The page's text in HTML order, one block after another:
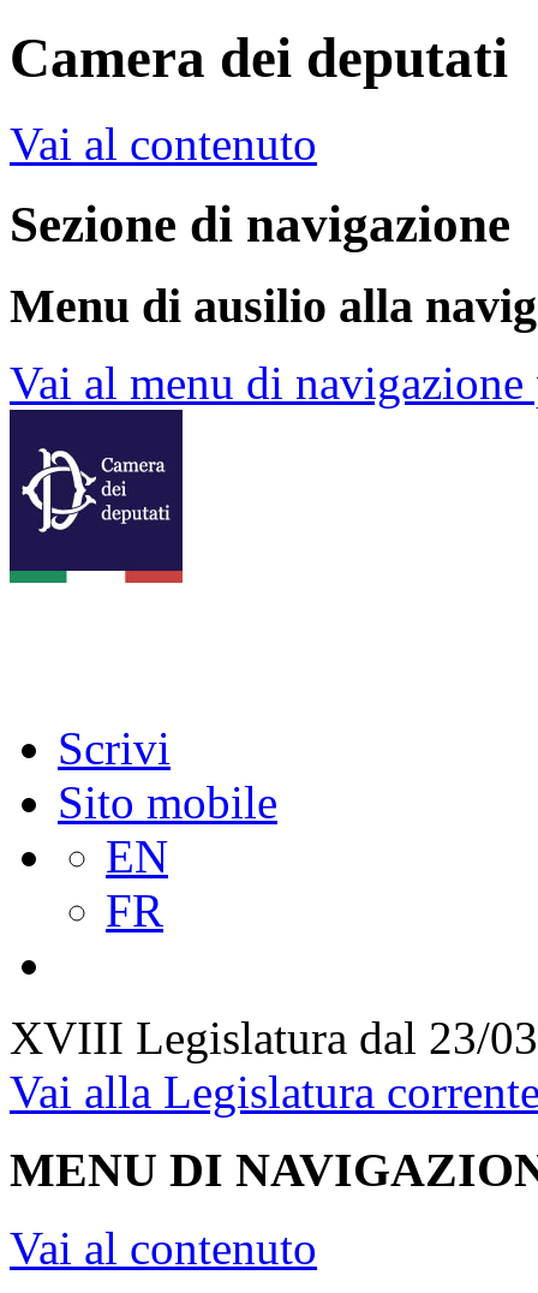
Camera dei deputati
Vai al contenuto
Sezione di navigazione
Menu di ausilio alla
Vai al menu di
Scrivi
Sito mobile
EN
FR
XVIII Legislatura dal 23/
Vai alla Legislatura
MENU DI
Vai al contenuto